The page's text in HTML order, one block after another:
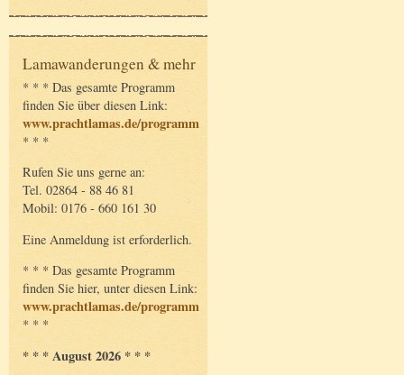
Lamawanderungen & mehr
* * * Das gesamte Programm
finden Sie über diesen Link:
www.prachtlamas.de/programm
* * *
Rufen Sie uns gerne an:
Tel. 02864 - 88 46 81
Mobil: 0176 - 660 161 30
Eine Anmeldung ist erforderlich.
* * * Das gesamte Programm
finden Sie hier, unter diesen Link:
www.prachtlamas.de/programm
* * *
* * * August 2026 * * *